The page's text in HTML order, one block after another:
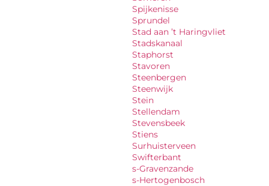
Spijkenisse
Sprundel
Stad aan ’t Haringvliet
Stadskanaal
Staphorst
Stavoren
Steenbergen
Steenwijk
Stein
Stellendam
Stevensbeek
Stiens
Surhuisterveen
Swifterbant
s-Gravenzande
s-Hertogenbosch